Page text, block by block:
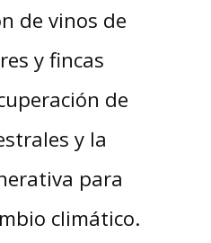
de vinos de
y fincas
de
y la
para
climático.